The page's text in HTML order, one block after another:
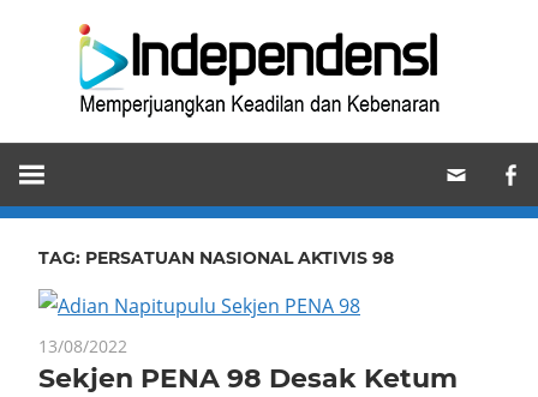
Memperjuangkan
Keadilan
dan
Kebenaran
TAG: PERSATUAN NASIONAL AKTIVIS 98
13/08/2022
Sekjen PENA 98 Desak Ketum